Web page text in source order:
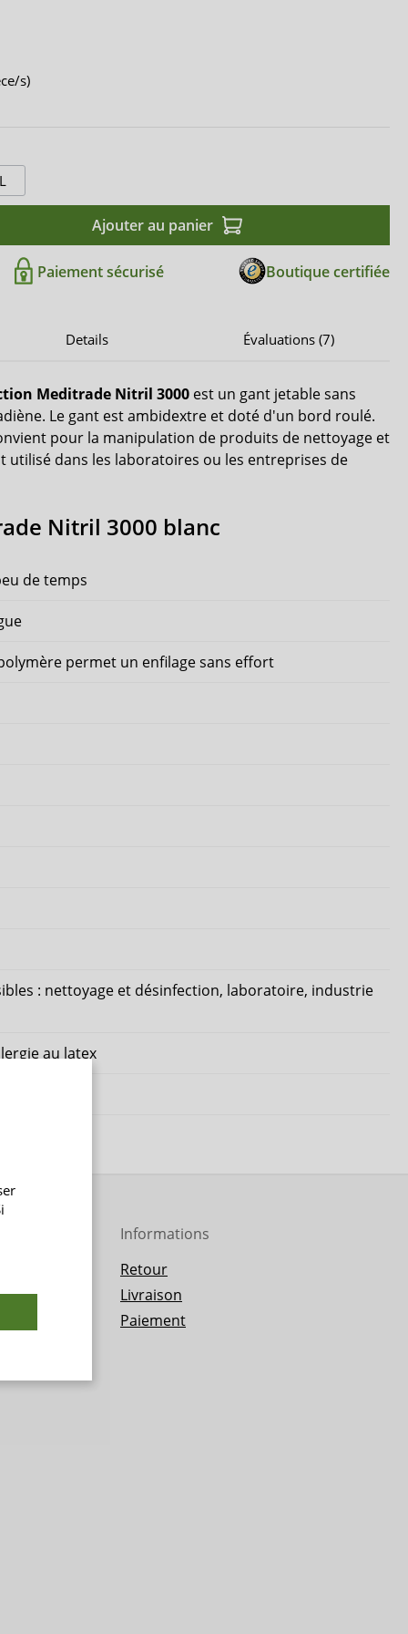
s)
Ajouter au panier
Paiement sécurisé Boutique certifiée
Details Évaluations (7)
Meditrade Nitril 3000 est un gant jetable sans
Le gant est ambidextre et doté d'un bord roulé.
pour la manipulation de produits de nettoyage et
utilisé dans les laboratoires ou les entreprises de
Nitril 3000 blanc
de temps
permet un enfilage sans effort
: nettoyage et désinfection, laboratoire, industrie
au latex
Informations
Retour
Livraison
Paiement